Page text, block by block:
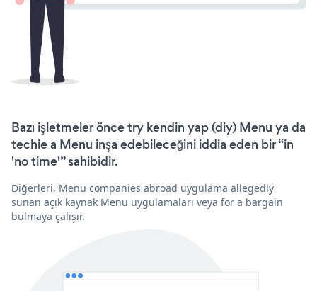
Bazı işletmeler önce try kendin yap (diy) Menu ya da
techie a Menu inşa edebileceğini iddia eden bir “in
'no time'” sahibidir.
Diğerleri, Menu companies abroad uygulama allegedly
sunan açık kaynak Menu uygulamaları veya for a bargain
bulmaya çalışır.